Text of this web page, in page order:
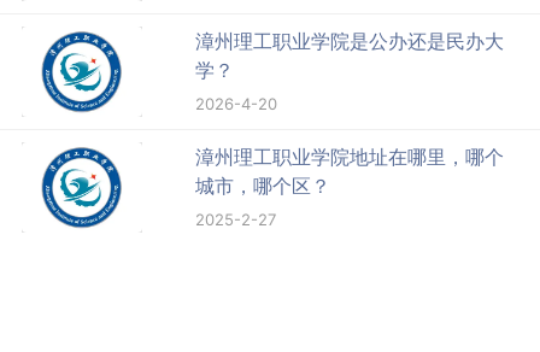
漳州理工职业学院是公办还是民办大
学？
2026-4-20
漳州理工职业学院地址在哪里，哪个
城市，哪个区？
2025-2-27